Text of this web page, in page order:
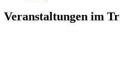
Veranstaltungen im